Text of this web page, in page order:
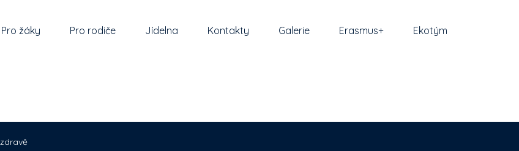
Pro žáky Pro rodiče Jídelna Kontakty Galerie Erasmus+ Ekotým